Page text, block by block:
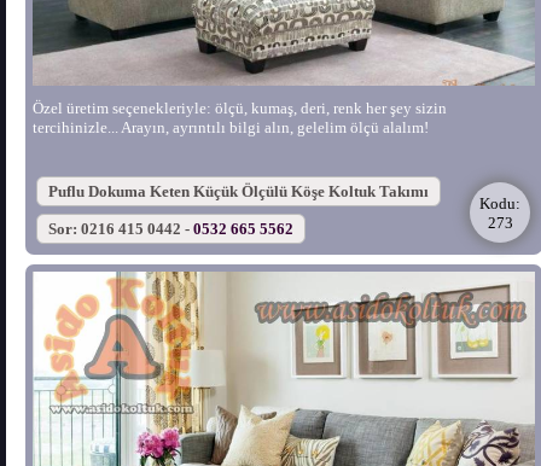
Özel üretim seçenekleriyle: ölçü, kumaş, deri, renk her şey sizin
tercihinizle... Arayın, ayrıntılı bilgi alın, gelelim ölçü alalım!
Puflu Dokuma Keten Küçük Ölçülü Köşe Koltuk Takımı
Kodu:
273
Sor: 0216 415 0442 - 0532 665 5562